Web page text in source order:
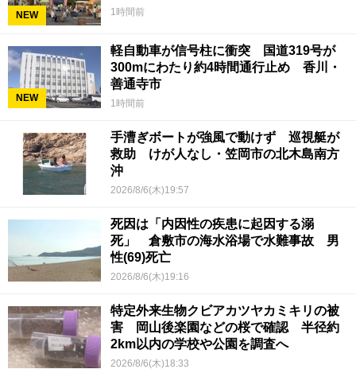
NEW 1時間前
NEW
軽自動車が信号柱に衝突 国道319号が
300mにわたり約4時間通行止め 香川・
善通寺市
1時間前
手漕ぎボートが強風で動けず 巡視艇が
救助 けが人なし・笠岡市の北木島南方
沖
2026/8/6(木)19:57
死因は「内因性の疾患に起因する溺
死」 倉敷市の海水浴場で水難事故 男
性(69)死亡
2026/8/6(木)19:16
特定外来生物クビアカツヤカミキリの被
害 岡山後楽園などの桜で確認 半径約
2km以内の学校や公園を調査へ
2026/8/6(木)18:33